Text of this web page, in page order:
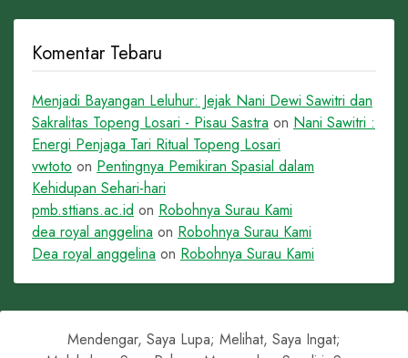
Komentar Tebaru
Menjadi Bayangan Leluhur: Jejak Nani Dewi Sawitri dan
Sakralitas Topeng Losari - Pisau Sastra on Nani Sawitri :
Energi Penjaga Tari Ritual Topeng Losari
vwtoto on Pentingnya Pemikiran Spasial dalam
Kehidupan Sehari-hari
pmb.sttians.ac.id on Robohnya Surau Kami
dea royal anggelina on Robohnya Surau Kami
Dea royal anggelina on Robohnya Surau Kami
Mendengar, Saya Lupa; Melihat, Saya Ingat;